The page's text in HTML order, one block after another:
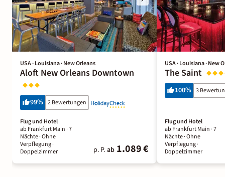
USA · Louisiana · New Orleans
Aloft New Orleans Downtown
99% 2 Bewertungen
Flug und Hotel
ab Frankfurt Main ·7
Nächte· Ohne
Verpflegung·
Doppelzimmer
p. P. ab 1.089 €
USA · Louisiana · New
The Saint
100% 3
Flug und Hotel
ab Frankfurt Main ·7
Nächte· Ohne
Verpflegung·
Doppelzimmer